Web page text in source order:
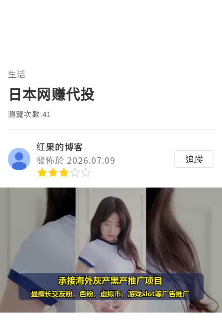
生活
日本网赚代投
瀏覽次數:41
红果的博客
發佈於 2026.07.09
追蹤
Loaded
90.00%